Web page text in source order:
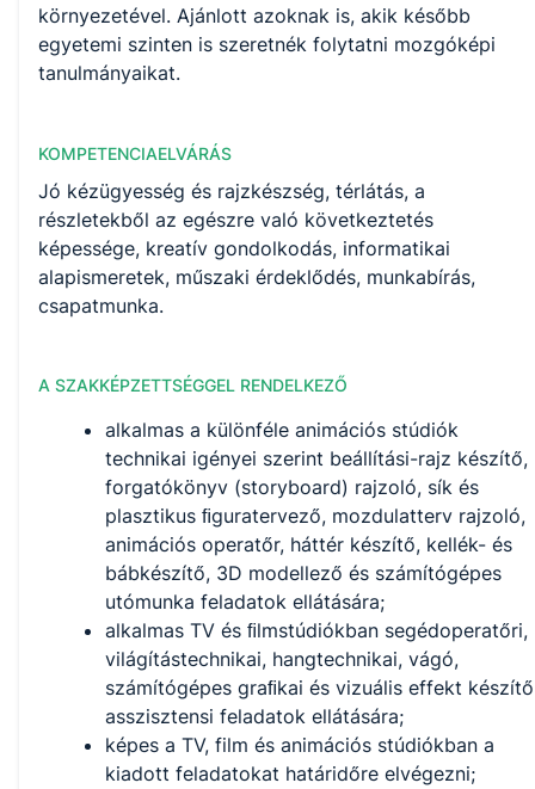
környezetével. Ajánlott azoknak is, akik később
egyetemi szinten is szeretnék folytatni mozgóképi
tanulmányaikat.
KOMPETENCIAELVÁRÁS
Jó kézügyesség és rajzkészség, térlátás, a
részletekből az egészre való következtetés
képessége, kreatív gondolkodás, informatikai
alapismeretek, műszaki érdeklődés, munkabírás,
csapatmunka.
A SZAKKÉPZETTSÉGGEL RENDELKEZŐ
alkalmas a különféle animációs stúdiók
technikai igényei szerint beállítási-rajz készítő,
forgatókönyv (storyboard) rajzoló, sík és
plasztikus ﬁguratervező, mozdulatterv rajzoló,
animációs operatőr, háttér készítő, kellék- és
bábkészítő, 3D modellező és számítógépes
utómunka feladatok ellátására;
alkalmas TV és ﬁlmstúdiókban segédoperatőri,
világítástechnikai, hangtechnikai, vágó,
számítógépes graﬁkai és vizuális effekt készítő
asszisztensi feladatok ellátására;
képes a TV, film és animációs stúdiókban a
kiadott feladatokat határidőre elvégezni;